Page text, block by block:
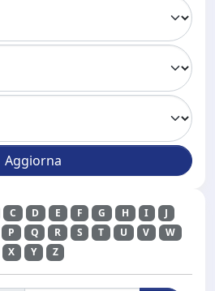
C D E F G H I
J
P Q R S T U V
W
X
Y Z